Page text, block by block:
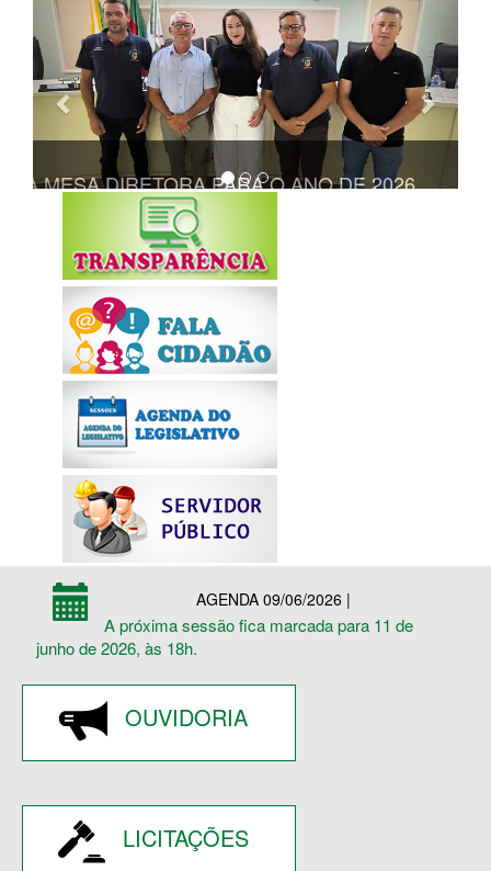
A MESA DIRETORA PARA O ANO DE 2026REALIZADA
Anterior
AGENDA 09/06/2026 |
A próxima sessão fica marcada para 11 de
junho de 2026, às 18h.
OUVIDORIA
LICITAÇÕES